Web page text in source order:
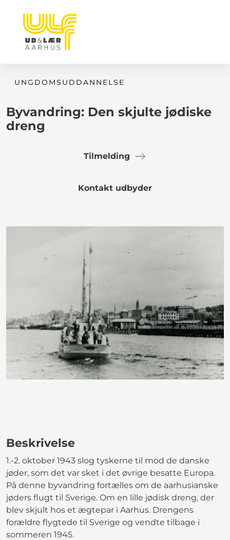
UNGDOMSUDDANNELSE
Byvandring: Den skjulte jødiske
dreng
Tilmelding
Kontakt udbyder
Beskrivelse
1.-2. oktober 1943 slog tyskerne til mod de danske
jøder, som det var sket i det øvrige besatte Europa.
På denne byvandring fortælles om de aarhusianske
jøders flugt til Sverige. Om en lille jødisk dreng, der
blev skjult hos et ægtepar i Aarhus. Drengens
forældre flygtede til Sverige og vendte tilbage i
sommeren 1945.